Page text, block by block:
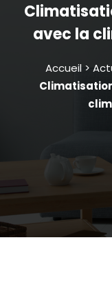
avec la
Accueil >